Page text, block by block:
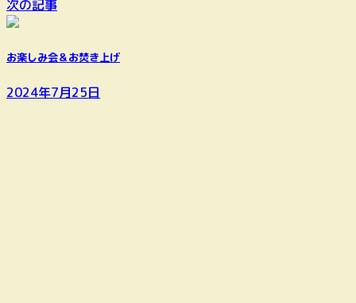
次の記事
お楽しみ会＆お焚き上げ
2024年7月25日